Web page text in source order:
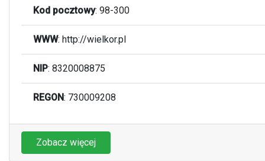
Kod pocztowy: 98-300
WWW: http://wielkor.pl
NIP: 8320008875
REGON: 730009208
Zobacz więcej